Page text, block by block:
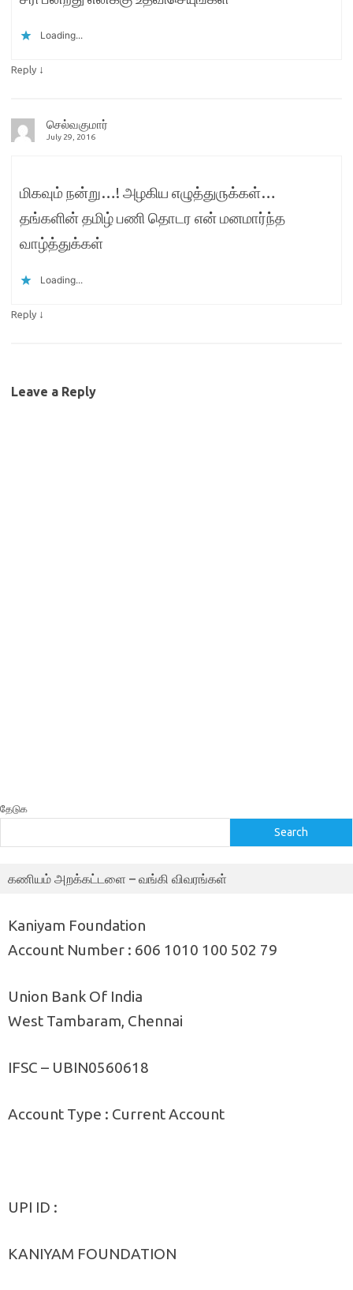
Loading...
Reply ↓
செல்வகுமார்
July 29, 2016
மிகவும் நன்று…! அழகிய ௭ழுத்து௫க்கள்…
தங்களின் தமிழ் பணி தொடர ௭ன் மனமார்ந்த
வாழ்த்துக்கள்
Loading...
Reply ↓
Leave a Reply
தேடுக
Search
கணியம் அறக்கட்டளை – வங்கி விவரங்கள்
Kaniyam Foundation
Account Number : 606 1010 100 502 79
Union Bank Of India
West Tambaram, Chennai
IFSC – UBIN0560618
Account Type : Current Account
UPI ID :
KANIYAM FOUNDATION